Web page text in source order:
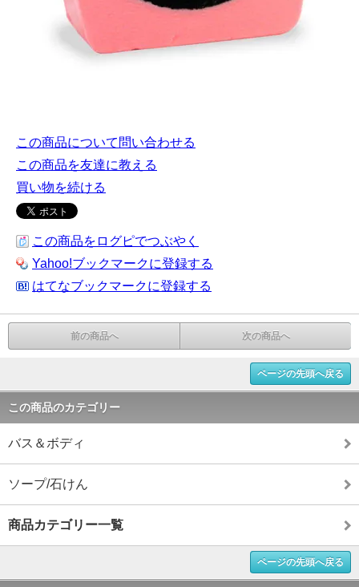
この商品について問い合わせる
この商品を友達に教える
買い物を続ける
この商品をログピでつぶやく
Yahoo!ブックマークに登録する
はてなブックマークに登録する
前の商品へ 次の商品へ
ページの先頭へ戻る
この商品のカテゴリー
バス＆ボディ
ソープ/石けん
商品カテゴリー一覧
ページの先頭へ戻る